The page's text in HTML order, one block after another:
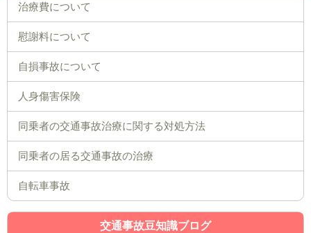
治療費について
慰謝料について
自損事故について
人身傷害保険
同乗者の交通事故治療に関する対処方法
同乗者の居る交通事故の治療
自転車事故
交通事故豆知識ブログ